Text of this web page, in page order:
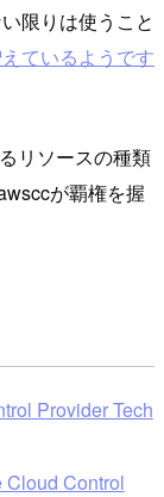
限りは使うこと
ているようです
リソースの種類
が覇権を握
Provider Tech
Cloud Control